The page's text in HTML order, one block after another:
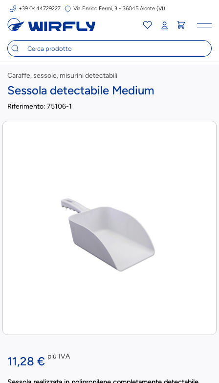
+39 0444729227 Via Enrico Fermi, 3 - 36045 Alonte (VI)
Caraffe, sessole, misurini detectabili
Sessola detectabile Medium
Riferimento: 75106-1
11,28 € più IVA